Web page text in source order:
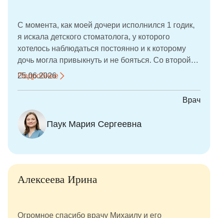
С момента, как моей дочери исполнился 1 годик,
я искала детского стоматолога, у которого
хотелось наблюдаться постоянно и к которому
дочь могла привыкнуть и не бояться. Со второй
попытки мы нашли своего врача - Марию
на профилактические осмотры, периодически
процедуру - фторирование зубов. Дочь перенесла
процедуру совершенно спокойно. За время
ребёнка, заинтересовать. Моё участие в
отвлечении ребёнка от процедуры совершенно
не потребовалось. Мария Сергеевна сама
всегда отвечает на все мои вопросы, при
Подробнее
25.06.2026
Врач
Паук Мария Сергеевна
Алексеева Ирина
Огромное спасибо врачу Михаилу и его